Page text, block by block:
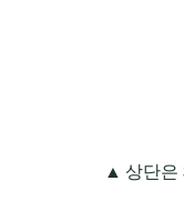
▲ 상단은